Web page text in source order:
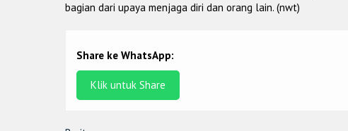
bagian dari upaya menjaga diri dan orang lain. (nwt)
Share ke WhatsApp:
Klik untuk Share